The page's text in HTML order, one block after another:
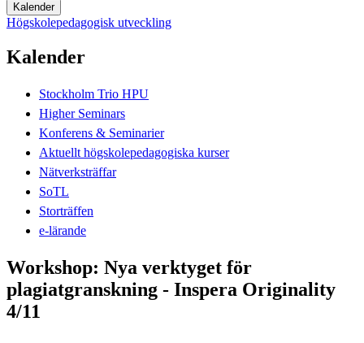
Kalender
Högskolepedagogisk utveckling
Kalender
Stockholm Trio HPU
Higher Seminars
Konferens & Seminarier
Aktuellt högskolepedagogiska kurser
Nätverksträffar
SoTL
Storträffen
e-lärande
Workshop: Nya verktyget för
plagiatgranskning - Inspera Originality
4/11